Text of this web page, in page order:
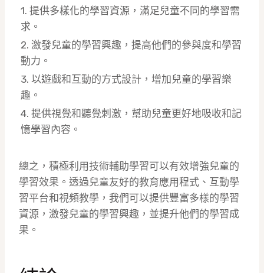
1. 提供多樣化的學習資源，滿足兒童不同的學習需
求。
2. 激發兒童的學習興趣，提高他們的參與度和學習
動力。
3. 以遊戲和互動的方式設計，增加兒童的學習樂
趣。
4. 提供視覺和聽覺刺激，幫助兒童更好地吸收和記
憶學習內容。
總之，積極利用技術輔助學習可以有效增強兒童的
學習效果。透過兒童友好的教育應用程式、互動學
習平台和視頻教學，我們可以提供豐富多樣的學習
資源，激發兒童的學習興趣，並提升他們的學習成
果。